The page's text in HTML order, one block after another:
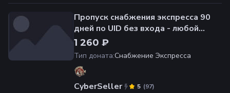
Пропуск снабжения экспресса 90
дней по UID без входа - любой
сервер
1 260 ₽
Тип доната:Снабжение Экспресса
CyberSeller (97)
5